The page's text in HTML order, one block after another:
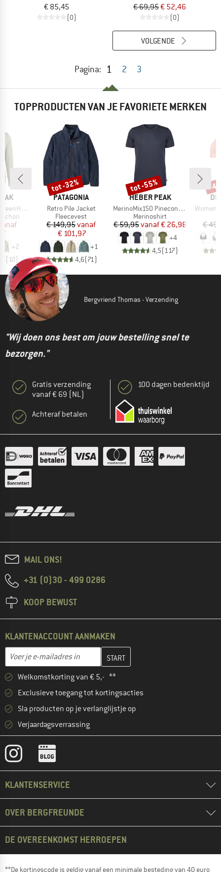
€ 85,45
(0)
€ 69,95€ 52,46
(0)
Pagina: 1 2 3
VOLGENDE
TOPPRODUCTEN VAN JE FAVORIETE MERKEN
Hoody
prijs
+2
( 10)
MERK
PATAGONIA
Artikel
Retro Pile Jacket
Productgroep
Fleecevest
Prijs
€ 149,95Verlaagde prijs
vanaf
€ 101,97
+1
4,6(71)
Korting
tot -32%
MERK
HEBER PEAK
Artikel
MerinoMix150 PineconeHe. II T-Shirt
Productgroep
Merinoshirt
Prijs
€ 59,95 Verlaagde prijs
vanaf€ 26,98
+4
4,5( 117)
Korting
tot -55%
Artikel
€
-
Bergvriend Thomas - Verzending
"Wij doen ons best om jouw bestelling snel te
bezorgen."
Gratis verzending
vanaf € 69 (NL)
Achteraf betalen
100 dagen bedenktijd
MAIL ONS!
+31 (0)30 - 499 0286
KOOP BEWUST
KLANTENACCOUNT AANMAKEN
E-mailadres
Vul je e-mailadres hier in en maak in de volgende stap je
Welkomstkorting van € 5,- **
Exclusieve toegang tot kortingsacties
Sla producten op je verlanglijstje op
Verjaardagsverrassing
KLANTENSERVICE
OVER BERGFREUNDE
DE OVEREENKOMST HERROEPEN
**De kortingscode is geldig vanaf een minimale besteding van 40 euro